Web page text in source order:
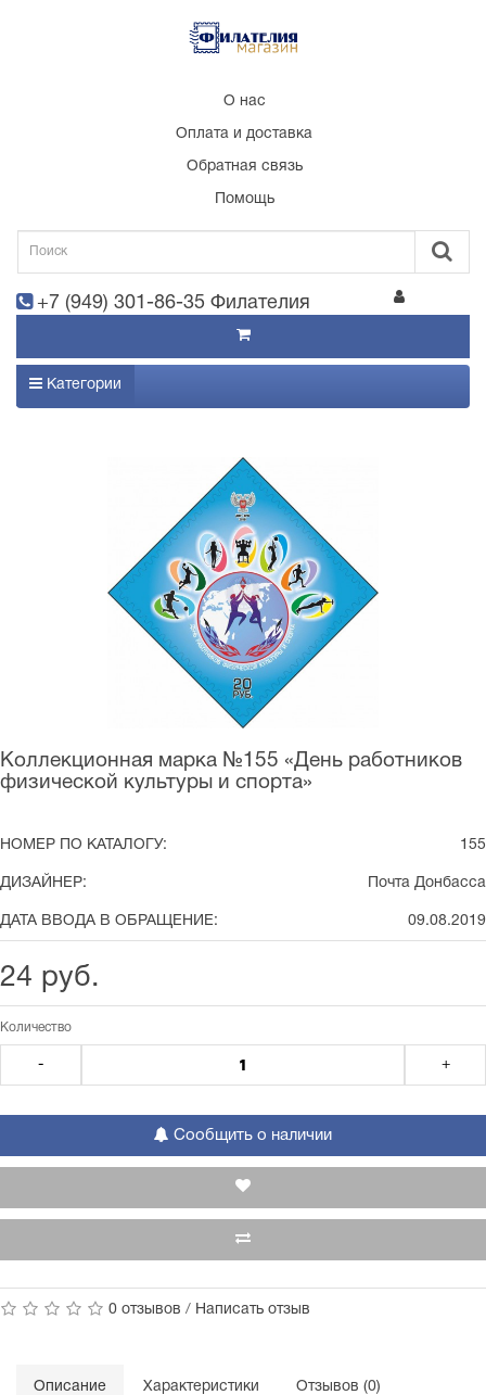
О нас
Оплата и доставка
Обратная связь
Помощь
+7 (949) 301-86-35 Филателия
Категории
Коллекционная марка №155 «День работников
физической культуры и спорта»
НОМЕР ПО КАТАЛОГУ: 155
ДИЗАЙНЕР: Почта Донбасса
ДАТА ВВОДА В ОБРАЩЕНИЕ: 09.08.2019
24 руб.
Количество
- +
Сообщить о наличии
0 отзывов / Написать отзыв
Описание Характеристики Отзывов (0)